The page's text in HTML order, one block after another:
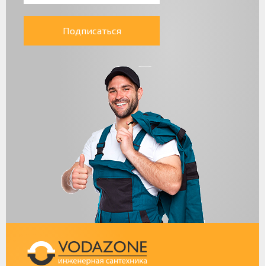
Подписаться